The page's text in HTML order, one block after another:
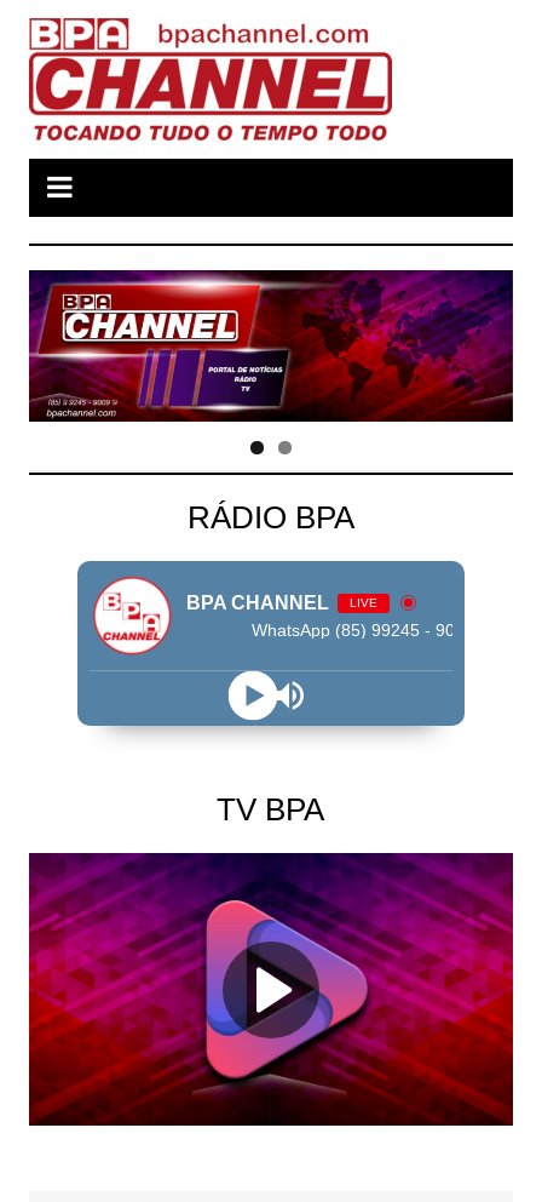
para
conteúdo
RÁDIO BPA
BPA CHANNEL LIVE
WhatsApp (85) 99245 - 9009
TV BPA